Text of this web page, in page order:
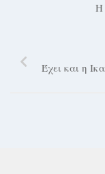
Η
Έχει και η